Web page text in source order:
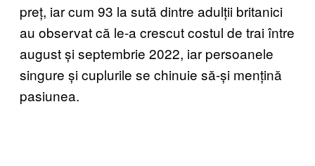
preț, iar cum 93 la sută dintre adulții britanici
au observat că le-a crescut costul de trai între
august și septembrie 2022, iar persoanele
singure și cuplurile se chinuie să-și mențină
pasiunea.